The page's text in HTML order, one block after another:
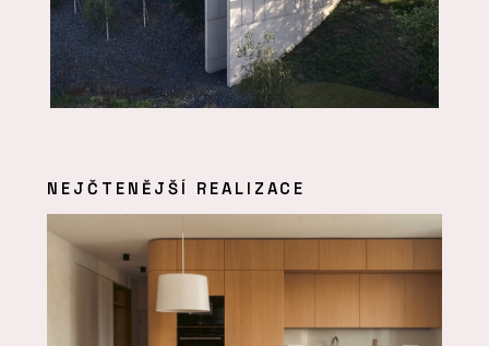
NEJČTENĚJŠÍ REALIZACE